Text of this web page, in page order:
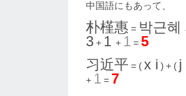
中国語にもあって、
朴槿惠 = 박근혜
3 + 1 + 1 = 5
习近平 = ( x i ) + ( j
+ 1 = 7